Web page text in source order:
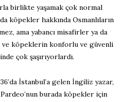
birlikte yaşamak çok normal
köpekler hakkında Osmanlıların
ama yabancı misafirler ya da
ve köpeklerin konforlu ve güvenli
çok şaşırıyorlardı.
İstanbul’a gelen İngiliz yazar,
burada köpekler için